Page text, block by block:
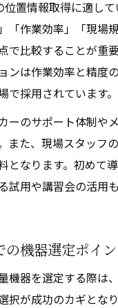
位置情報取得に適し
「作業効率」「現場
で比較することが重
ンは作業効率と精度
で採用されています。
ーのサポート体制や
また、現場スタッフ
となります。初めて
試用や講習会の活用
の機器選定ポイ
機器を選定する際は
択が成功のカギとなり